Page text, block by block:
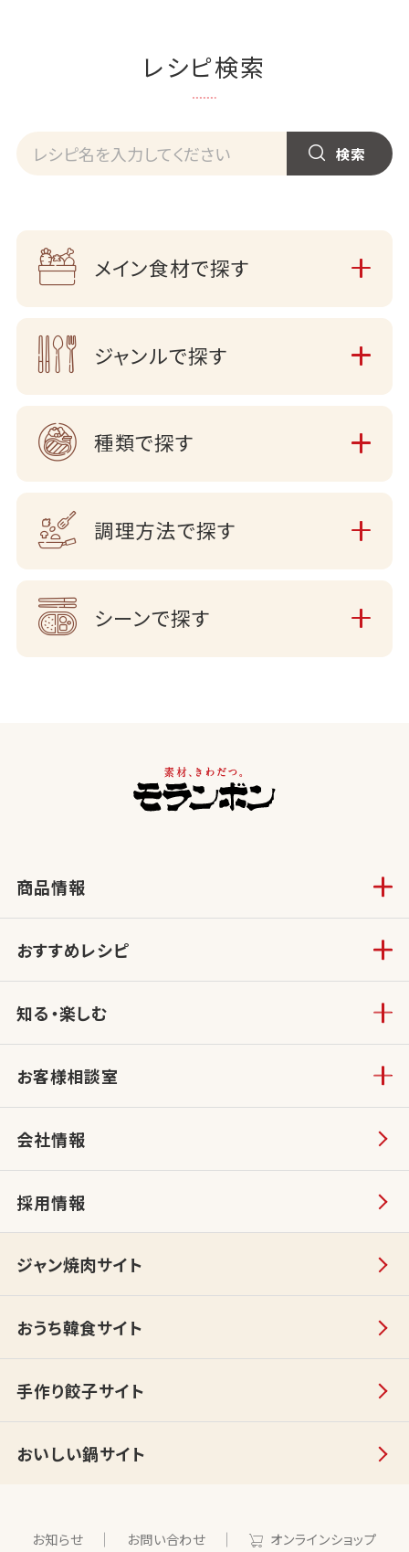
レシピ検索
メイン食材で探す
ジャンルで探す
種類で探す
調理方法で探す
シーンで探す
商品情報
おすすめレシピ
知る・楽しむ
お客様相談室
会社情報
採用情報
ジャン焼肉サイト
おうち韓食サイト
手作り餃子サイト
おいしい鍋サイト
お知らせ お問い合わせ オンラインショップ